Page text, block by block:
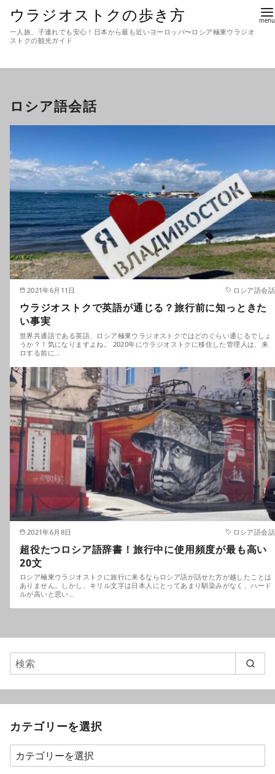
ウラジオストクの歩き方
一人旅、子連れでも安心！日本から最も近いヨーロッパ〜ロシア極東ウラジオ
ストクの観光ガイド
ロシア語会話
2021年6月11日 ロシア語会話
ウラジオストクで英語が通じる？旅行前に知っときた
い事実
世界共通語である英語、ロシア極東ウラジオストクではどのぐらい通じるでしょ
うか？！気になりますよね。 2020年にウラジオストクに移住した管理人は、来
ロする前に…
2021年6月8日 ロシア語会話
超役たつロシア語辞書！旅行中に使用頻度が最も高い
20文
ロシア極東ウラジオストクに旅行に来るならロシア語が話せた方が越したことは
ありません。しかし、キリル文字は日本人にとってあまり馴染みがなく、ハード
ルが高いと思い…
カテゴリーを選択